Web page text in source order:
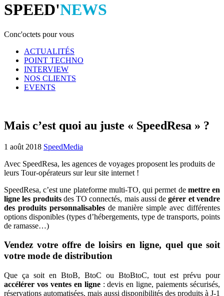
SPEED'NEWS
Conc'octets pour vous
ACTUALITÉS
POINT TECHNO
INTERVIEW
NOS CLIENTS
EVENTS
Mais c’est quoi au juste « SpeedResa » ?
1 août 2018 SpeedMedia
Avec SpeedResa, les agences de voyages proposent les produits de
leurs Tour-opérateurs sur leur site internet !
SpeedResa, c’est une plateforme multi-TO, qui permet de mettre en
ligne les produitsdes TO connectés, mais aussi degérer et vendre
des produits personnalisablesde manière simple avec différentes
options disponibles (types d’hébergements, type de transports, points
de ramasse…)
Vendez votre offre de loisirs en ligne, quel que soit
votre mode de distribution
Que ça soit en BtoB, BtoC ou BtoBtoC, tout est prévu pour
accélérer vos ventes en ligne: devis en ligne, paiements sécurisés,
réservations automatisées, mais aussi disponibilités des produits à J-1